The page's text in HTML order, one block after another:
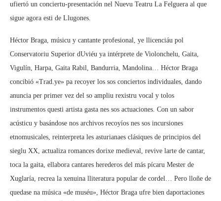
ufiertó un conciertu-presentación nel Nuevu Teatru La Felguera al que
sigue agora esti de Llugones.
Héctor Braga, músicu y cantante profesional, ye llicenciáu pol
Conservatoriu Superior dUviéu ya intérprete de Violonchelu, Gaita,
Vigulín, Harpa, Gaita Rabil, Bandurria, Mandolina… Héctor Braga
concibió «Trad.ye» pa recoyer los sos conciertos individuales, dando
anuncia per primer vez del so ampliu rexistru vocal y tolos
instrumentos questi artista gasta nes sos actuaciones. Con un sabor
acústicu y basándose nos archivos recoyíos nes sos incursiones
etnomusicales, reinterpreta les asturianaes clásiques de principios del
sieglu XX, actualiza romances dorixe medieval, revive larte de cantar,
toca la gaita, ellabora cantares herederos del más pícaru Mester de
Xuglaría, recrea la xenuina lliteratura popular de cordel… Pero lloñe de
quedase na música «de muséu», Héctor Braga ufre bien daportaciones